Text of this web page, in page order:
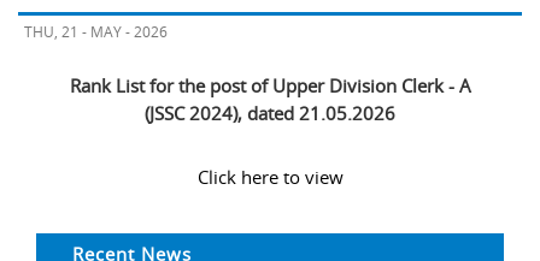
THU, 21 - MAY - 2026
Rank List for the post of Upper Division Clerk - A
(JSSC 2024), dated 21.05.2026
Click here to view
Recent News